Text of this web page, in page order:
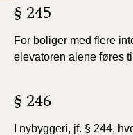
BR15 (2015-2018)
§ 245
For boliger med flere
elevatoren alene føres
§ 246
I nybyggeri, jf. § 244,